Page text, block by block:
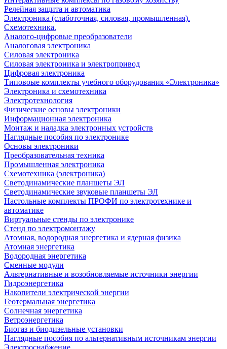
Релейная защита и автоматика
Электроника (слаботочная, силовая, промышленная).
Схемотехника.
Аналого-цифровые преобразователи
Аналоговая электроника
Cиловая электроника
Cиловая электроника и электропривод
Цифровая электроника
Типовоые комплекты учебного оборудования «Электроника»
Электроника и схемотехника
Электротехнология
Физические основы электроники
Информационная электроника
Монтаж и наладка электронных устройств
Наглядные пособия по электронике
Основы электроники
Преобразовательная техника
Промышленная электроника
Схемотехника (электроника)
Светодинамические планшеты ЭЛ
Светодинамические звуковые планшеты ЭЛ
Настольные комплекты ПРОФИ по электротехнике и
автоматике
Виртуальные стенды по электронике
Стенд по электромонтажу
Атомная, водородная энергетика и ядерная физика
Атомная энергетика
Водородная энергетика
Сменные модули
Альтернативные и возобновляемые источники энергии
Гидроэнергетика
Накопители электрической энергии
Геотермальная энергетика
Солнечная энергетика
Ветроэнергетика
Биогаз и биодизельные установки
Наглядные пособия по альтернативным источникам энергии
Электроснабжение